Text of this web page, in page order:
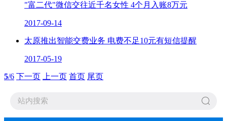
"富二代"微信交往近千名女性 4个月入账8万元
2017-09-14
太原推出智能交费业务 电费不足10元有短信提醒
2017-05-19
5/6 下一页 上一页 首页 尾页